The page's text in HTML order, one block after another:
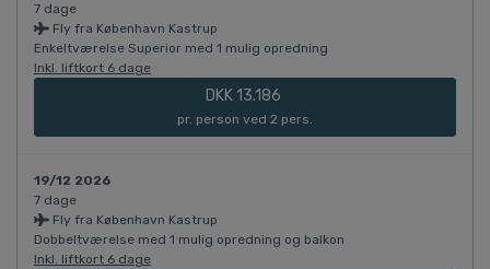
7 dage
Fly fra København Kastrup
Enkeltværelse Superior med 1 mulig opredning
Inkl. liftkort 6 dage
DKK 13.186
pr. person ved 2 pers.
19/12 2026
7 dage
Fly fra København Kastrup
Dobbeltværelse med 1 mulig opredning og balkon
Inkl. liftkort 6 dage